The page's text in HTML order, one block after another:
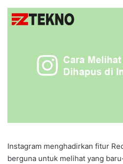
Instagram menghadirkan fitur
berguna untuk melihat yang